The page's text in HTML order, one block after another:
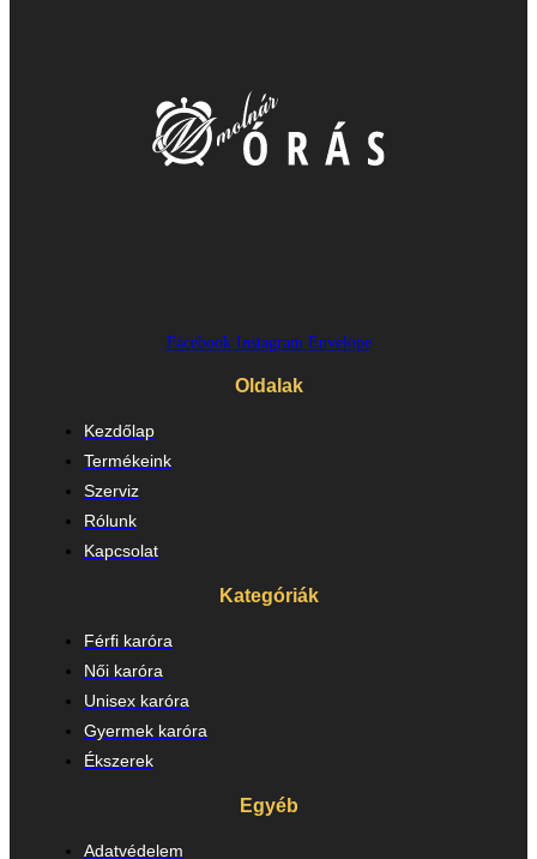
Facebook Instagram Envelope
Oldalak
Kezdőlap
Termékeink
Szerviz
Rólunk
Kapcsolat
Kategóriák
Férfi karóra
Női karóra
Unisex karóra
Gyermek karóra
Ékszerek
Egyéb
Adatvédelem